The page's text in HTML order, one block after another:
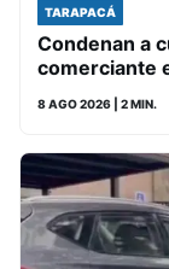
TARAPACÁ
Condenan a
comerciante
8 AGO 2026 | 2 MIN.